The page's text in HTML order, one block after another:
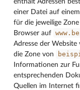
einer Datei auf
für die jeweilige
Browser auf
Adresse der
die Zone von
Informationen zur
entsprechenden
Quellen im Internet